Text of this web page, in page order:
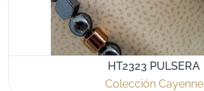
HT2323 PULSERA
Colección Cayenne